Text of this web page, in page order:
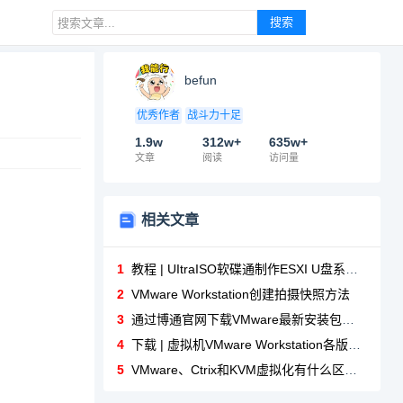
搜索
befun
优秀作者 战斗力十足
1.9w
文章
312w+
阅读
635w+
访问量
相关文章
1 教程 | UItraISO软碟通制作ESXI U盘系统盘详细教程
2 VMware Workstation创建拍摄快照方法
3 通过博通官网下载VMware最新安装包和补丁，附网盘ESXI 8下载地址！
4 下载 | 虚拟机VMware Workstation各版本下载地址（附激活秘钥）
5 VMware、Ctrix和KVM虚拟化有什么区别，一文读懂三者各特点！